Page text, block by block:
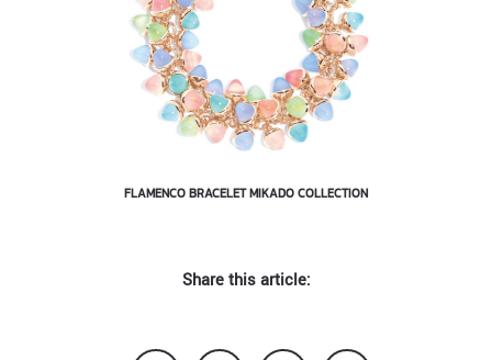
FLAMENCO BRACELET MIKADO COLLECTION
Share this article: